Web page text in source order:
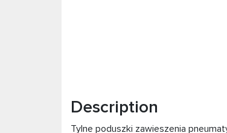
Description
Tylne poduszki zawieszenia